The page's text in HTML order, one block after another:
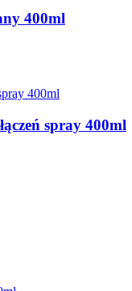
400ml
spray 400ml